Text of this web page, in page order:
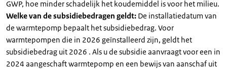
GWP, hoe minder schadelijk het koudemiddel is voor het milieu.
Welke van de subsidiebedragen geldt: De installatiedatum van
de warmtepomp bepaalt het subsidiebedrag. Voor
warmtepompen die in 2026 geïnstalleerd zijn, geldt het
subsidiebedrag uit 2026 . Als u de subsidie aanvraagt voor een in
2024 aangeschaft warmtepomp en een bewijs van aanschaf uit